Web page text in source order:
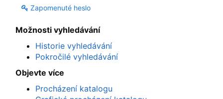
Zapomenuté heslo
Možnosti vyhledávání
Historie vyhledávání
Pokročilé vyhledávání
Objevte více
Procházení katalogu